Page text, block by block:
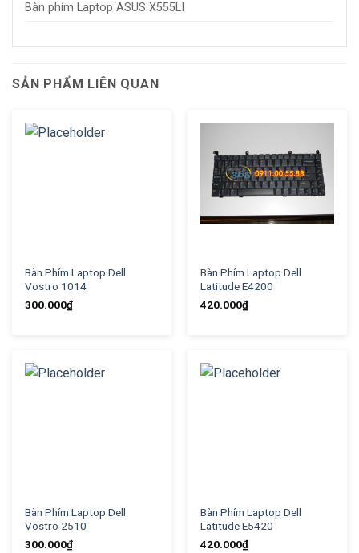
Bàn phím Laptop ASUS X555LI
SẢN PHẨM LIÊN QUAN
Bàn Phím Laptop Dell
Vostro 1014
300.000₫
Bàn Phím Laptop Dell
Latitude E4200
420.000₫
Bàn Phím Laptop Dell
Vostro 2510
300.000₫
Bàn Phím Laptop Dell
Latitude E5420
420.000₫